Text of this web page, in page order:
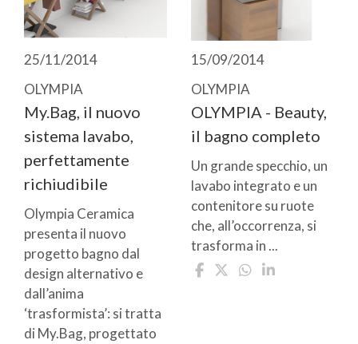
25/11/2014
OLYMPIA
My.Bag, il nuovo
sistema lavabo,
perfettamente
richiudibile
Olympia Ceramica
presenta il nuovo
progetto bagno dal
design alternativo e
dall’anima
‘trasformista’: si tratta
di My.Bag, progettato
15/09/2014
OLYMPIA
OLYMPIA - Beauty,
il bagno completo
Un grande specchio, un
lavabo integrato e un
contenitore su ruote
che, all’occorrenza, si
trasforma in ...